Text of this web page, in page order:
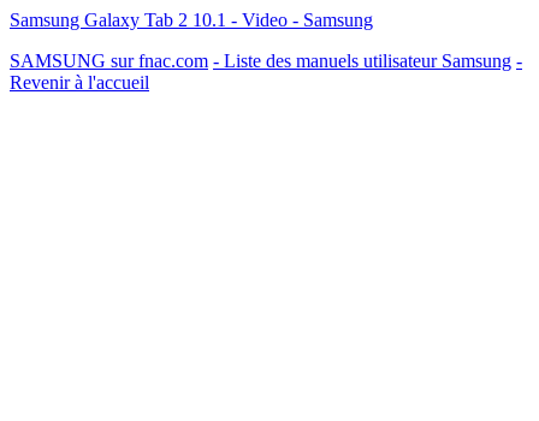
Samsung Galaxy Tab 2 10.1 - Video - Samsung
SAMSUNG sur fnac.com - Liste des manuels utilisateur Samsung -
Revenir à l'accueil